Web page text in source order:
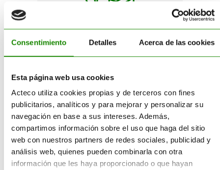
Consentimiento Detalles Acerca de las cookies
Esta página web usa cookies
Acteco utiliza cookies propias y de terceros con fines
publicitarios, analíticos y para mejorar y personalizar su
navegación en base a sus intereses. Además,
compartimos información sobre el uso que haga del sitio
web con nuestros partners de redes sociales, publicidad y
análisis web, quienes pueden combinarla con otra
información que les haya proporcionado o que hayan
TEXTIL
El reciclado textil es cada día
de algunas prendas, así como por
el paso de las modas.
SABER MÁS
TEXTIL
más frecuente por la baja calidad
de algunas prendas, así como por
el paso de las modas.
SABER MÁS